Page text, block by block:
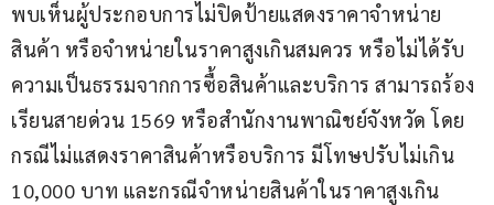
พบเห็นผู้ประกอบการไม่ปิดป้ายแสดงราคาจำหน่าย
สินค้า หรือจำหน่ายในราคาสูงเกินสมควร หรือไม่ได้รับ
ความเป็นธรรมจากการซื้อสินค้าและบริการ สามารถร้อง
เรียนสายด่วน 1569 หรือสำนักงานพาณิชย์จังหวัด โดย
กรณีไม่แสดงราคาสินค้าหรือบริการ มีโทษปรับไม่เกิน
10,000 บาท และกรณีจำหน่ายสินค้าในราคาสูงเกิน